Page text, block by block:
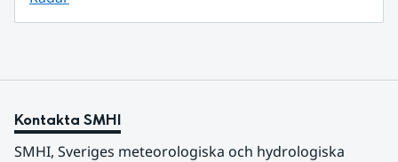
Kontakta SMHI
SMHI, Sveriges meteorologiska och hydrologiska